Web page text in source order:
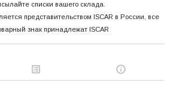
списки вашего склада.
представительством ISCAR в России, все
знак принадлежат ISCAR